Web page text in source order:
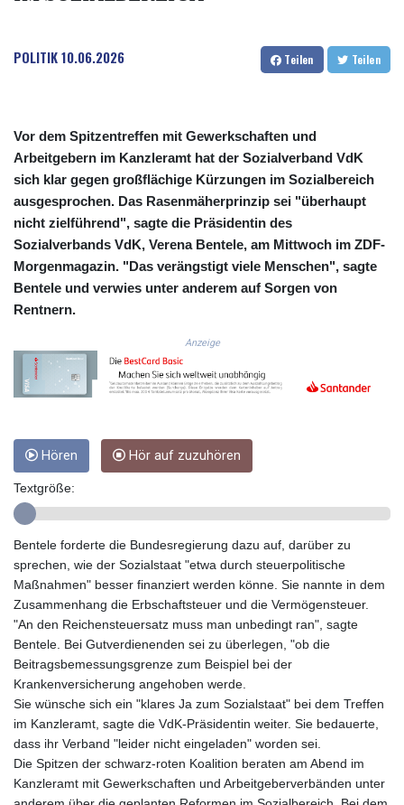
CUC 1.156136
CUP 30.637594
DJF 205.267449
DKK 7.477932
DOP 67.289164
DZD 152.967099
EGP 57.293288
ETB 186.049588
FJD 2.553384
FKP 0.8566
GHS 13.526832
GIP 0.8566
10123.874202
GTQ 8.794891
HRK 7.536622
HTG 150.718127
HUF 363.096405
IDR
20580.370421
ILS 3.468234
IMP 0.8566
INR 110.076256
IQD
1509.981237
IRR
1590322.371805
ISK 142.598215
POLITIK10.06.2026 Teilen Teilen
Vor dem Spitzentreffen mit Gewerkschaften und
Arbeitgebern im Kanzleramt hat der Sozialverband VdK
sich klar gegen großflächige Kürzungen im Sozialbereich
ausgesprochen. Das Rasenmäherprinzip sei "überhaupt
nicht zielführend", sagte die Präsidentin des
Sozialverbands VdK, Verena Bentele, am Mittwoch im ZDF-
Morgenmagazin. "Das verängstigt viele Menschen", sagte
Bentele und verwies unter anderem auf Sorgen von
Rentnern.
Anzeige
Hören Hör auf zuzuhören
Textgröße:
Bentele forderte die Bundesregierung dazu auf, darüber zu
sprechen, wie der Sozialstaat "etwa durch steuerpolitische
Maßnahmen" besser finanziert werden könne. Sie nannte in dem
Zusammenhang die Erbschaftsteuer und die Vermögensteuer.
"An den Reichensteuersatz muss man unbedingt ran", sagte
Bentele. Bei Gutverdienenden sei zu überlegen, "ob die
Beitragsbemessungsgrenze zum Beispiel bei der
Krankenversicherung angehoben werde.
Sie wünsche sich ein "klares Ja zum Sozialstaat" bei dem Treffen
im Kanzleramt, sagte die VdK-Präsidentin weiter. Sie bedauerte,
dass ihr Verband "leider nicht eingeladen" worden sei.
Die Spitzen der schwarz-roten Koalition beraten am Abend im
Kanzleramt mit Gewerkschaften und Arbeitgeberverbänden unter